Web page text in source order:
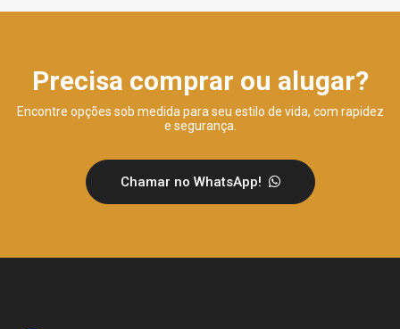
Precisa comprar ou alugar?
Encontre opções sob medida para seu estilo de vida, com rapidez
e segurança.
Chamar no WhatsApp!